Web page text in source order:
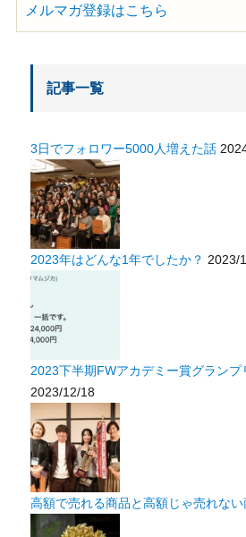
メルマガ登録はこちら
記事一覧
3日でフォロワー5000人増えた話
2023年はどんな1年でしたか？ 2023/
2023下半期FWアカデミー賞グランプ
2023/12/18
高額で売れる商品と高額じゃ売れない